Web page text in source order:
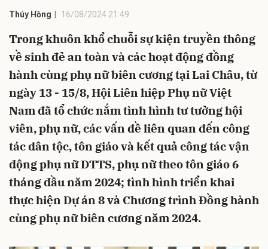
Thúy Hồng 16/08/2024 21:49
Trong khuôn khổ chuỗi sự kiện truyền thông
về sinh đẻ an toàn và các hoạt động đồng
hành cùng phụ nữ biên cương tại Lai Châu, từ
ngày 13 - 15/8, Hội Liên hiệp Phụ nữ Việt
Nam đã tổ chức nắm tình hình tư tưởng hội
viên, phụ nữ, các vấn đề liên quan đến công
tác dân tộc, tôn giáo và kết quả công tác vận
động phụ nữ DTTS, phụ nữ theo tôn giáo 6
tháng đầu năm 2024; tình hình triển khai
thực hiện Dự án 8 và Chương trình Đồng hành
cùng phụ nữ biên cương năm 2024.